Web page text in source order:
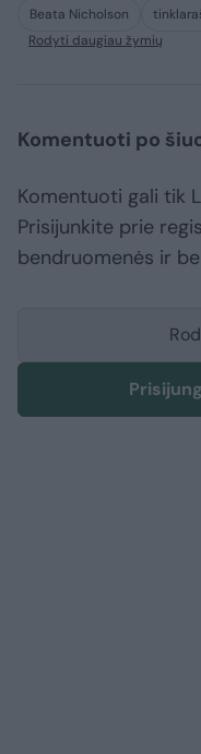
Beata Nicholson
Rodyti daugiau žymių
Komentuoti po
Komentuoti gali tik
Prisijunkite prie
bendruomenės ir